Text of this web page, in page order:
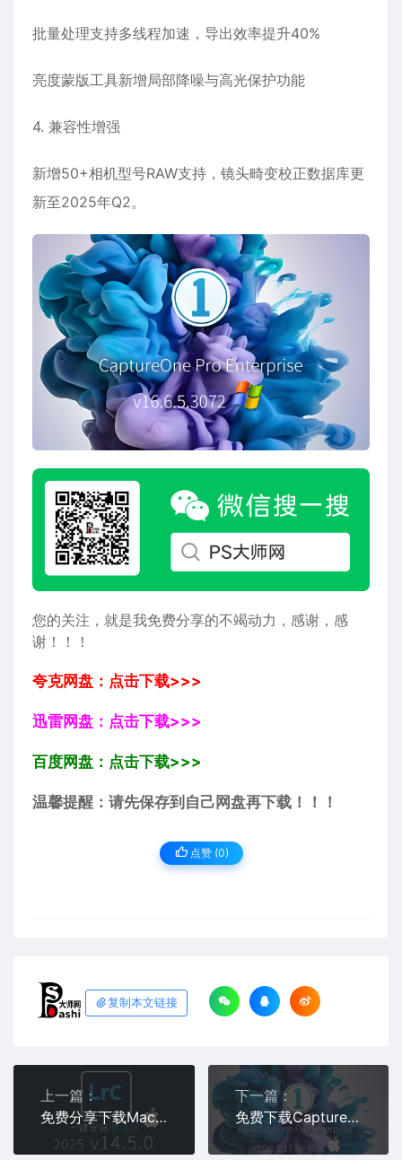
批量处理支持多线程加速，导出效率提升40%
亮度蒙版工具新增局部降噪与高光保护功能
4. 兼容性增强
新增50+相机型号RAW支持，镜头畸变校正数据库更
新至2025年Q2。
您的关注，就是我免费分享的不竭动力，感谢，感
谢！！！
夸克网盘：点击下载>>>
迅雷网盘：点击下载>>>
百度网盘：点击下载>>>
温馨提醒：请先保存到自己网盘再下载！！！
点赞 (0)
复制本文链接
上一篇：
免费分享下载Mac版LrC2025中文汉化永久激活版Adobe Lightroom Classic v14.5.0软件安装包工具
下一篇：
免费下载CaptureOne Pro Enterprise v16.6.5.17 for Mac版图片编辑软件RAW飞思安装包